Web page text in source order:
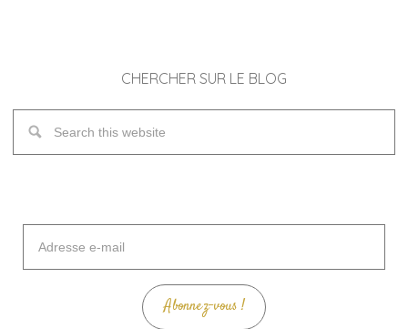
CHERCHER SUR LE BLOG
mail
Abonnez-vous !